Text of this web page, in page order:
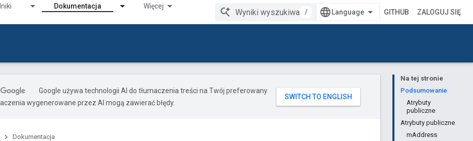
Dokumentacja Więcej
/ GITHUB ZALOGUJ SIĘ
Na tej stronie
Podsumowanie
Atrybuty
publiczne
Atrybuty publiczne
mAddress
Google używa technologii AI do tłumaczenia treści na Twój preferowany
wygenerowane przez AI mogą zawierać błędy.
Dokumentacja